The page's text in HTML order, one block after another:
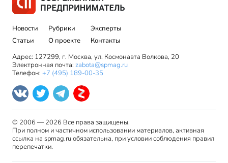
Новости
Статьи
Рубрики
О проекте
Эксперты
Контакты
Адрес: 127299, г. Москва, ул. Космонавта Волкова, 20
Электронная почта: zabota@spmag.ru
Телефон: +7 (495) 189-00-35
© 2006 — 2026 Все права защищены.
При полном и частичном использовании материалов, активная
ссылка на spmag.ru обязательна, при условии соблюдения правил
перепечатки.